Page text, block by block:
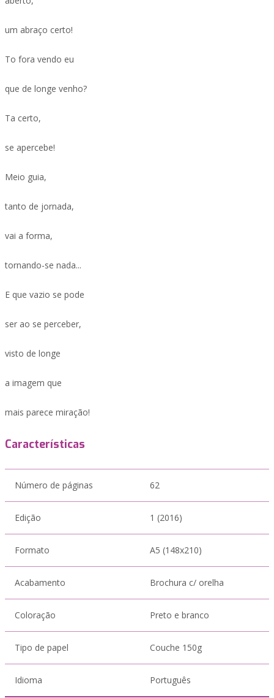
um abraço certo!
To fora vendo eu
que de longe venho?
Ta certo,
se apercebe!
Meio guia,
tanto de jornada,
vai a forma,
tornando-se nada...
E que vazio se pode
ser ao se perceber,
visto de longe
a imagem que
mais parece miração!
Características
Número de páginas 62
Edição 1 (2016)
Formato A5 (148x210)
Acabamento Brochura c/ orelha
Coloração Preto e branco
Tipo de papel Couche 150g
Idioma Português